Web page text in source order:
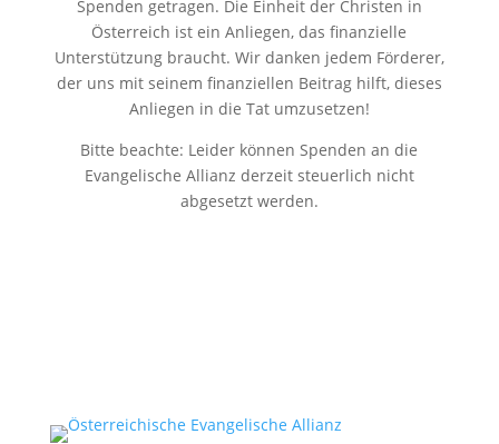
Spenden getragen. Die Einheit der Christen in
Österreich ist ein Anliegen, das finanzielle
Unterstützung braucht. Wir danken jedem Förderer,
der uns mit seinem finanziellen Beitrag hilft, dieses
Anliegen in die Tat umzusetzen!
Bitte beachte: Leider können Spenden an die
Evangelische Allianz derzeit steuerlich nicht
abgesetzt werden.